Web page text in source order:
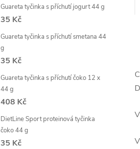
Guareta tyčinka s příchutí jogurt 44 g
35 Kč
Guareta tyčinka s příchutí smetana 44
g
35 Kč
Guareta tyčinka s příchutí čoko 12 x
44 g
408 Kč
DietLine Sport proteinová tyčinka
čoko 44 g
35 Kč